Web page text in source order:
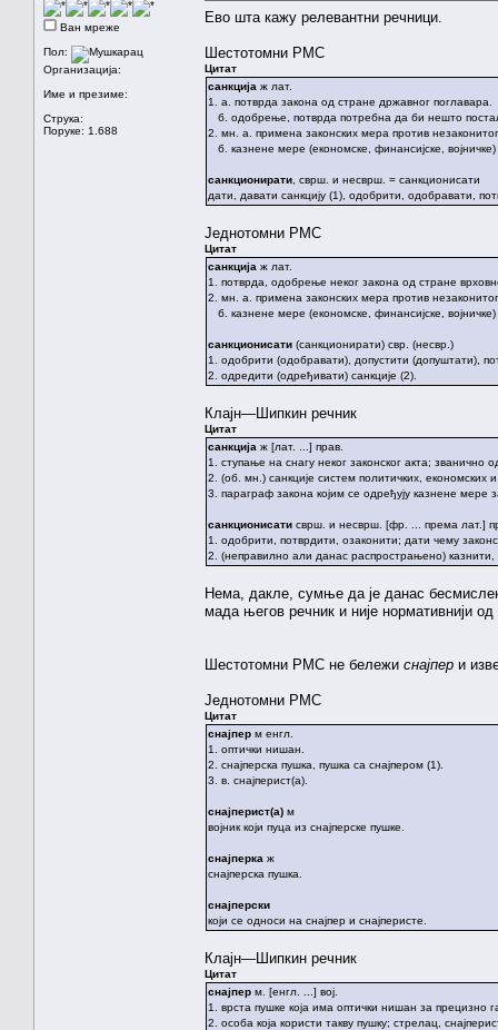
Ван мреже
Пол:
Организација:
Име и презиме:
Струка:
Поруке: 1.688
Ево шта кажу релевантни речници.
Шестотомни РМС
Цитат
санкција ж лат.
1. а. потврда закона од стране државног поглавара.
б. одобрење, потврда потребна да би нешто
2. мн. а. примена законских мера против незаконитог
б. казнене мере (економске, финансијске,
санкционирати , сврш. и несврш. = санкционисати
дати, давати санкцију (1), одобрити, одобравати,
Једнотомни РМС
Цитат
санкција ж лат.
1. потврда, одобрење неког закона од стране
2. мн. а. примена законских мера против незаконитог
б. казнене мере (економске, финансијске,
санкционисати (санкционирати) свр. (несвр.)
1. одобрити (одобравати), допустити (допуштати),
2. одредити (одређивати) санкције (2).
Клајн—Шипкин речник
Цитат
санкција ж [лат. ...] прав.
1. ступање на снагу неког законског акта; званично
2. (об. мн.) санкције систем политичких,
3. параграф закона којим се одређују казнене мере
санкционисати сврш. и несврш. [фр. ... према лат.]
1. одобрити, потврдити, озаконити; дати чему
2. (неправилно али данас распрострањено)
Нема, дакле, сумње да је данас
мада његов речник и није нормативнији
Шестотомни РМС не бележи снајпер и
Једнотомни РМС
Цитат
снајпер м енгл.
1. оптички нишан.
2. снајперска пушка, пушка са снајпером (1).
3. в. снајперист(а).
снајперист(а) м
војник који пуца из снајперске пушке.
снајперка ж
снајперска пушка.
снајперски
који се односи на снајпер и снајперисте.
Клајн—Шипкин речник
Цитат
снајпер м. [енгл. ...] вој.
1. врста пушке која има оптички нишан за прецизно
2. особа која користи такву пушку; стрелац,